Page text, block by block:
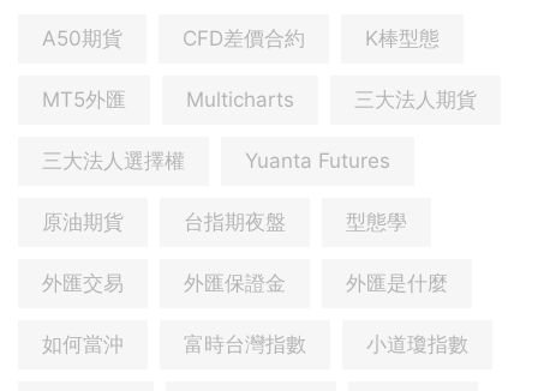
A50期貨 CFD差價合約 K棒型態
MT5外匯 Multicharts 三大法人期貨
三大法人選擇權 Yuanta Futures
原油期貨 台指期夜盤 型態學
外匯交易 外匯保證金 外匯是什麼
如何當沖 富時台灣指數 小道瓊指數